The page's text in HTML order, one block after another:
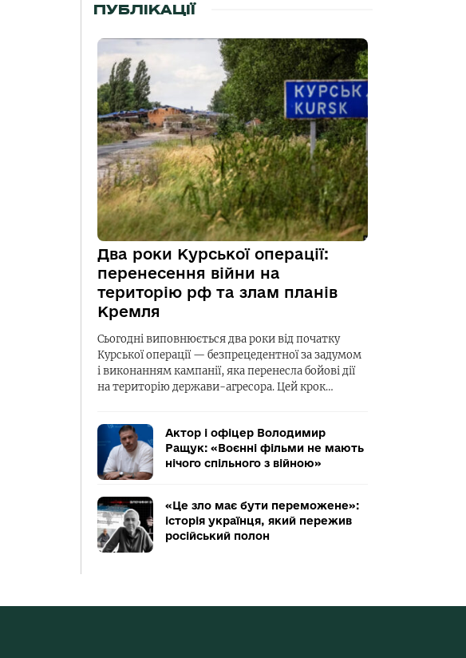
ПУБЛІКАЦІЇ
Два роки Курської операції:
перенесення війни на
територію рф та злам планів
Кремля
Сьогодні виповнюється два роки від початку
Курської операції — безпрецедентної за задумом
і виконанням кампанії, яка перенесла бойові дії
на територію держави-агресора. Цей крок…
Актор і офіцер Володимир
Ращук: «Воєнні фільми не мають
нічого спільного з війною»
«Це зло має бути переможене»:
історія українця, який пережив
російський полон